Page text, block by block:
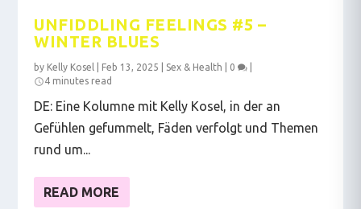
UNFIDDLING FEELINGS #5 –
WINTER BLUES
by Kelly Kosel Feb 13, 2025 Sex & Health 0
4 minutes read
DE: Eine Kolumne mit Kelly Kosel, in der an
Gefühlen gefummelt, Fäden verfolgt und Themen
rund um...
READ MORE